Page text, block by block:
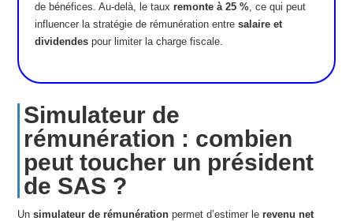
de bénéfices. Au-delà, le tauxremonte à 25 %, ce qui peut
influencer la stratégie de rémunération entresalaire et
dividendes pour limiter la charge fiscale.
Simulateur de
rémunération : combien
peut toucher un président
de SAS ?
Unsimulateur de rémunération permet d’estimer lerevenu net